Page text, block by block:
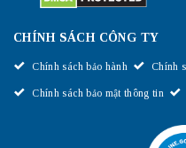
CHÍNH SÁCH CÔNG TY
Chính sách bảo hành Chính
Chính sách bảo mật thông tin